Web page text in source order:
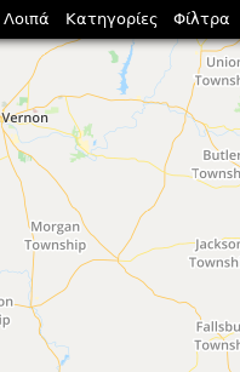
Λοιπά Κατηγορίες Φίλτρα